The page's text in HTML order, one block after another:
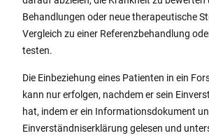
Behandlungen oder neue therapeutische
Vergleich zu einer Referenzbehandlung
testen.
Die Einbeziehung eines Patienten in ein
kann nur erfolgen, nachdem er sein
hat, indem er ein Informationsdokument
Einverständniserklärung gelesen und